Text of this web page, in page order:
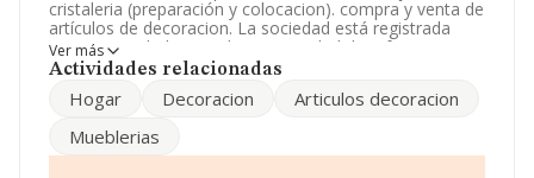
cristaleria (preparación y colocacion). compra y venta de
artículos de decoracion. La sociedad está registrada
como Sociedad Limitada. La actividad de referencia
CNAE corresponde a 'Pintura y acristalamiento', cuyo
mercados exteriores.
El número de empleados se ha incrementado un 25% y
según las cifras existentes en la base de datos de
Ver más
Actividades relacionadas
Hogar Decoracion
Articulos decoracion
Mueblerias